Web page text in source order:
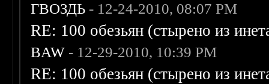
ГВОЗДЬ - 12-24-2010, 08:07 PM
RE: 100 обезьян (стырено из
BAW - 12-29-2010, 10:39 PM
RE: 100 обезьян (стырено из